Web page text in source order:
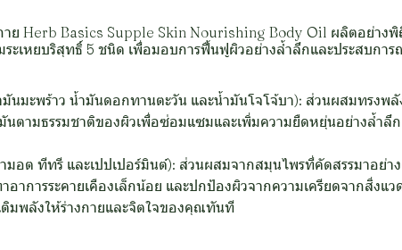
ย Herb Basics Supple Skin Nourishing Body Oil ผลิตอย่างพิถี
เหยบริสุทธิ์ 5 ชนิด เพื่อมอบการฟื้นฟูผิวอย่างล้ำลึกและประสบการ
มะพร้าว น้ำมันดอกทานตะวัน และน้ำมันโจโจ้บา): ส่วนผสมทรงพ
ตามธรรมชาติของผิวเพื่อซ่อมแซมและเพิ่มความยืดหยุ่นอย่างล้ำลึ
มอต ทีทรี และเปปเปอร์มินต์): ส่วนผสมจากสมุนไพรที่คัดสรรมาอย่
อาการระคายเคืองเล็กน้อย และปกป้องผิวจากความเครียดจากสิ่ง
ติมพลังให้ร่างกายและจิตใจของคุณทันที